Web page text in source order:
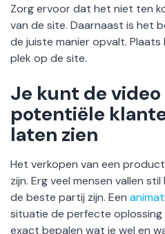
Zorg ervoor dat het niet ten
van de site. Daarnaast is het
de juiste manier opvalt.
plek op de site.
Je kunt de video
potentiële
laten zien
Het verkopen van een
zijn. Erg veel mensen vallen
de beste partij zijn. Een
situatie de perfecte oplossing
exact bepalen wat je wel en